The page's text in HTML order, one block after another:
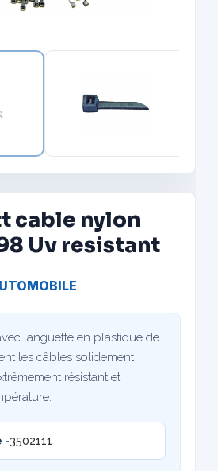
cable nylon
Uv resistant
languette en plastique de
les câbles solidement
résistant et
-3502111